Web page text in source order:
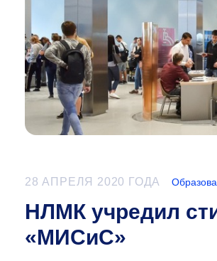
28 АПРЕЛЯ 2020 ГОДА
НЛМК учредил
«МИСиС»